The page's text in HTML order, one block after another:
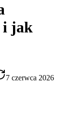
i jak
7 czerwca 2026